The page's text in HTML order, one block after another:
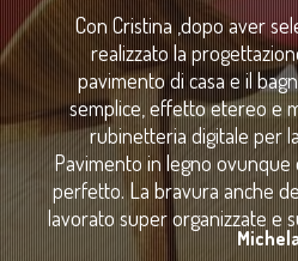
Con Cristina ,dopo aver
realizzato la
pavimento di casa e il
semplice, effetto etereo e
rubinetteria digitale per
Pavimento in legno ovunque
perfetto. La bravura anche
lavorato super organizzate e